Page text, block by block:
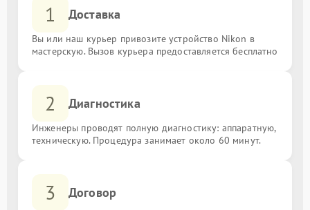
1 Доставка
Вы или наш курьер привозите устройство Nikon в
мастерскую. Вызов курьера предоставляется бесплатно
2 Диагностика
Инженеры проводят полную диагностику: аппаратную,
техническую. Процедура занимает около 60 минут.
3 Договор